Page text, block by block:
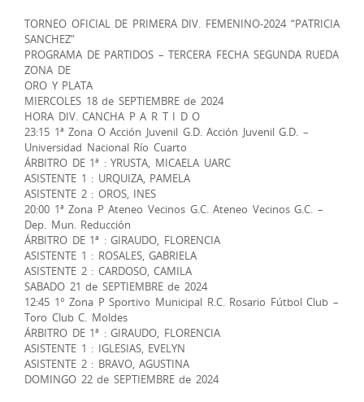
TORNEO OFICIAL DE PRIMERA DIV. FEMENINO-2024 “PATRICIA
SANCHEZ”
PROGRAMA DE PARTIDOS – TERCERA FECHA SEGUNDA RUEDA
ZONA DE
ORO Y PLATA
MIERCOLES 18 de SEPTIEMBRE de 2024
HORA DIV. CANCHA P A R T I D O
23:15 1ª Zona O Acción Juvenil G.D. Acción Juvenil G.D. –
Universidad Nacional Río Cuarto
ÁRBITRO DE 1ª : YRUSTA, MICAELA UARC
ASISTENTE 1 : URQUIZA, PAMELA
ASISTENTE 2 : OROS, INES
20:00 1ª Zona P Ateneo Vecinos G.C. Ateneo Vecinos G.C. –
Dep. Mun. Reducción
ÁRBITRO DE 1ª : GIRAUDO, FLORENCIA
ASISTENTE 1 : ROSALES, GABRIELA
ASISTENTE 2 : CARDOSO, CAMILA
SABADO 21 de SEPTIEMBRE de 2024
12:45 1° Zona P Sportivo Municipal R.C. Rosario Fútbol Club –
Toro Club C. Moldes
ÁRBITRO DE 1ª : GIRAUDO, FLORENCIA
ASISTENTE 1 : IGLESIAS, EVELYN
ASISTENTE 2 : BRAVO, AGUSTINA
DOMINGO 22 de SEPTIEMBRE de 2024